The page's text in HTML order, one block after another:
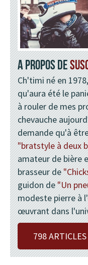
A PROPOS DE
Ch'timi né en
qu'aura été le
à rouler de mes
chevauche
demande qu'à
"bratstyle à deux
amateur de bière
brasseur de
guidon de"Un
modeste pierre à
œuvrant dans
798